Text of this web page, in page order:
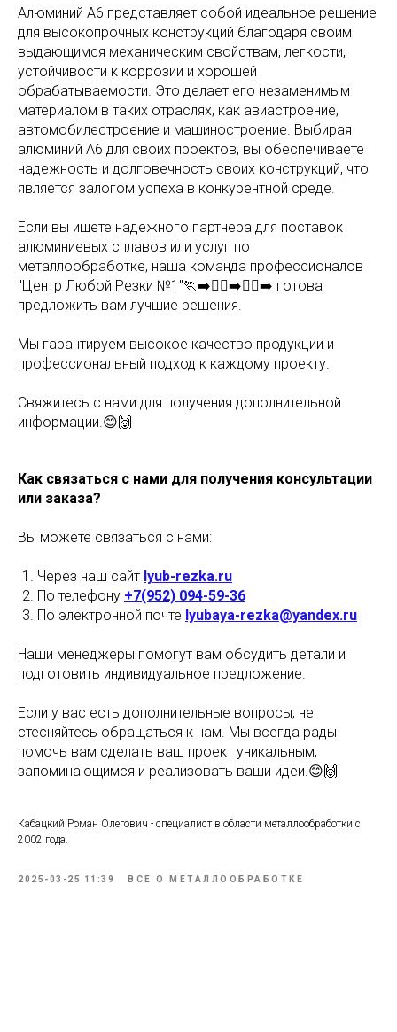
Алюминий А6 представляет собой идеальное решение
для высокопрочных конструкций благодаря своим
выдающимся механическим свойствам, легкости,
устойчивости к коррозии и хорошей
обрабатываемости. Это делает его незаменимым
материалом в таких отраслях, как авиастроение,
автомобилестроение и машиностроение. Выбирая
алюминий А6 для своих проектов, вы обеспечиваете
надежность и долговечность своих конструкций, что
является залогом успеха в конкурентной среде.
Если вы ищете надежного партнера для поставок
алюминиевых сплавов или услуг по
металлообработке, наша команда профессионалов
"Центр Любой Резки №1"🏃‍➡️🏃‍♂️‍➡️🏃‍♀️‍➡️ готова
предложить вам лучшие решения.
Мы гарантируем высокое качество продукции и
профессиональный подход к каждому проекту.
Свяжитесь с нами для получения дополнительной
информации.😊🙌
Как связаться с нами для получения консультации
или заказа?
Вы можете связаться с нами:
Через наш сайт lyub-rezka.ru
По телефону +7(952) 094-59-36
По электронной почте lyubaya-rezka@yandex.ru
Наши менеджеры помогут вам обсудить детали и
подготовить индивидуальное предложение.
Если у вас есть дополнительные вопросы, не
стесняйтесь обращаться к нам. Мы всегда рады
помочь вам сделать ваш проект уникальным,
запоминающимся и реализовать ваши идеи.😊🙌
Кабацкий Роман Олегович - специалист в области металлообработки с
2002 года.
2025-03-25 11:39 ВСЕ О МЕТАЛЛООБРАБОТКЕ